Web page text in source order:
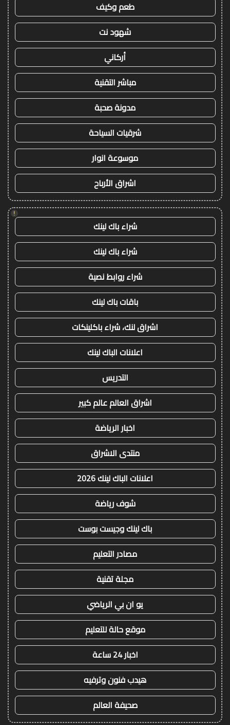
طعم وكيف
شهود نت
أركاني
مباشر التقنية
مدونة صحبة
شرقيات السياحة
موسوعة انوار
اشراق الأرباح
!
شراء باك لينك
شراء باك لينك
شراء روابط نصية
باقات باك لينك
اشراق لنك، شراء باكلينكات
اعلانات الباك لينك
التدريس
اشراق العالم عالم كبير
اخبار الرياضة
منتدى الاشراق
اعلانات الباك لينك 2026
شوف رياضة
باك لينك وجيست بوست
مصادر التعليم
مجلة تقنية
يو ان بي الرياضي
موقع حالة للتعليم
اخبار 24 ساعة
هيدب فنون وترفيه
صحيفة العالم